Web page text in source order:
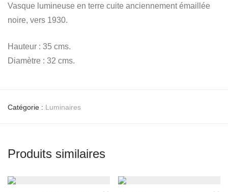
Vasque lumineuse en terre cuite anciennement émaillée
noire, vers 1930.
Hauteur : 35 cms.
Diamètre : 32 cms.
Catégorie : Luminaires
Produits similaires